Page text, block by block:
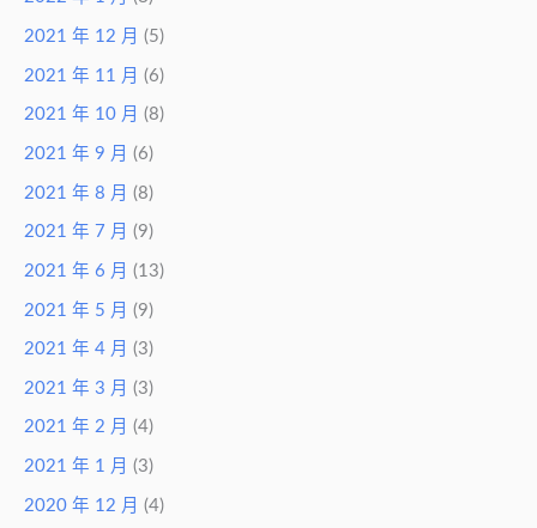
2021 年 12 月 (5)
2021 年 11 月 (6)
2021 年 10 月 (8)
2021 年 9 月 (6)
2021 年 8 月 (8)
2021 年 7 月 (9)
2021 年 6 月 (13)
2021 年 5 月 (9)
2021 年 4 月 (3)
2021 年 3 月 (3)
2021 年 2 月 (4)
2021 年 1 月 (3)
2020 年 12 月 (4)